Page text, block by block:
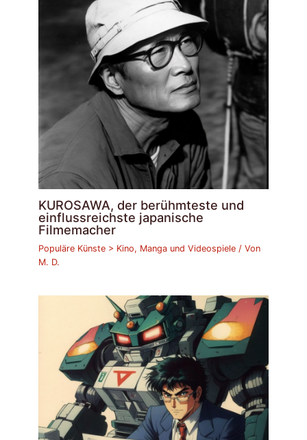
KUROSAWA, der berühmteste und
einflussreichste japanische
Filmemacher
Populäre Künste > Kino, Manga und Videospiele / Von
M. D.